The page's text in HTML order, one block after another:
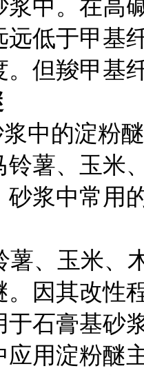
浆中。在高
低于甲基
。但羧甲基
中的淀粉
铃薯、玉米
砂浆中常用
、玉米、
。因其改性
于石膏基砂
应用淀粉醚